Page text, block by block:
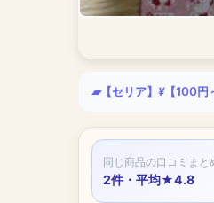
【セリア】 【100円
同じ商品の口コミまと
2件・平均★4.8